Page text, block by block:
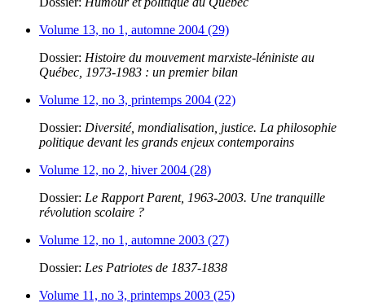
Volume 13, no 1, automne 2004 (29)
Dossier: Histoire du mouvement marxiste-léniniste au
Québec, 1973-1983 : un premier bilan
Volume 12, no 3, printemps 2004 (22)
Dossier: Diversité, mondialisation, justice. La philosophie
politique devant les grands enjeux contemporains
Volume 12, no 2, hiver 2004 (28)
Dossier: Le Rapport Parent, 1963-2003. Une tranquille
révolution scolaire ?
Volume 12, no 1, automne 2003 (27)
Dossier: Les Patriotes de 1837-1838
Volume 11, no 3, printemps 2003 (25)